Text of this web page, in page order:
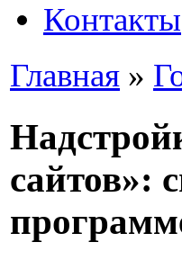
Контакты
Главная »
сайтов»: